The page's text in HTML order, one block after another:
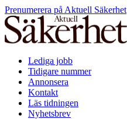
Prenumerera på Aktuell Säkerhet
Lediga jobb
Tidigare nummer
Annonsera
Kontakt
Läs tidningen
Nyhetsbrev